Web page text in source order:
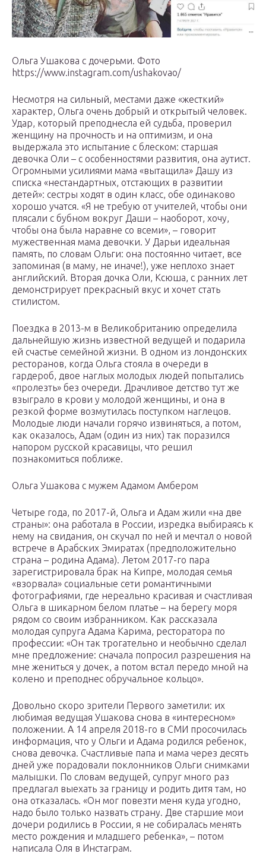
Ольга Ушакова с дочерьми. Фото
https://www.instagram.com/ushakovao/
Несмотря на сильный, местами даже «жесткий»
характер, Ольга очень добрый и открытый человек.
Удар, который преподнесла ей судьба, проверил
женщину на прочность и на оптимизм, и она
выдержала это испытание с блеском: старшая
девочка Оли – с особенностями развития, она аутист.
Огромными усилиями мама «вытащила» Дашу из
списка «нестандартных, отстающих в развитии
детей»: сестры ходят в один класс, обе одинаково
хорошо учатся. «Я не требую от учителей, чтобы они
плясали с бубном вокруг Даши – наоборот, хочу,
чтобы она была наравне со всеми», – говорит
мужественная мама девочки. У Дарьи идеальная
память, по словам Ольги: она постоянно читает, все
запоминая (в маму, не иначе!), уже неплохо знает
английский. Вторая дочка Оли, Ксюша, с ранних лет
демонстрирует прекрасный вкус и хочет стать
стилистом.
Поездка в 2013-м в Великобританию определила
дальнейшую жизнь известной ведущей и подарила
ей счастье семейной жизни. В одном из лондонских
ресторанов, когда Ольга стояла в очереди в
гардероб, двое наглых молодых людей попытались
«пролезть» без очереди. Драчливое детство тут же
взыграло в крови у молодой женщины, и она в
резкой форме возмутилась поступком наглецов.
Молодые люди начали горячо извиняться, а потом,
как оказалось, Адам (один из них) так поразился
напором русской красавицы, что решил
познакомиться поближе.
Ольга Ушакова с мужем Адамом Амбером
Четыре года, по 2017-й, Ольга и Адам жили «на две
страны»: она работала в России, изредка выбираясь к
нему на свидания, он скучал по ней и мечтал о новой
встрече в Арабских Эмиратах (предположительно
страна – родина Адама). Летом 2017-го пара
зарегистрировала брак на Кипре, молодая семья
«взорвала» социальные сети романтичными
фотографиями, где нереально красивая и счастливая
Ольга в шикарном белом платье – на берегу моря
рядом со своим избранником. Как рассказала
молодая супруга Адама Карима, ресторатора по
профессии: «Он так трогательно и необычно сделал
мне предложение: сначала попросил разрешения на
мне жениться у дочек, а потом встал передо мной на
колено и преподнес обручальное кольцо».
Довольно скоро зрители Первого заметили: их
любимая ведущая Ушакова снова в «интересном»
положении. А 14 апреля 2018-го в СМИ просочилась
информация, что у Ольги и Адама родился ребенок,
снова девочка. Счастливые папа и мама через десять
дней уже порадовали поклонников Ольги снимками
малышки. По словам ведущей, супруг много раз
предлагал выехать за границу и родить дитя там, но
она отказалась. «Он мог повезти меня куда угодно,
надо было только назвать страну. Две старшие мои
дочери родились в России, я не собиралась менять
место рождения и младшего ребенка», – потом
написала Оля в Инстаграм.